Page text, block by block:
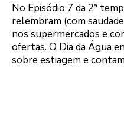
No Episódio 7 da 2ª
relembram (com
nos supermercados e
ofertas. O Dia da Água
sobre estiagem e